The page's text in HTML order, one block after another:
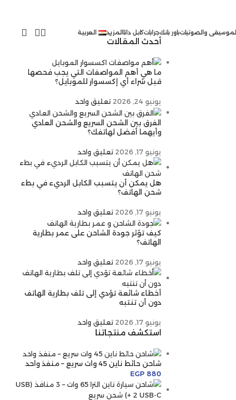
الموسيقى والصوتياتباور بانكجراباتكابل داتا المزيد العربية
أحدث المقالات
ما هي أهم المواصفات التي يجب فحصها
قبل شراء أي إكسسوار للموبايل؟
يونيو 24, 2026 تعليق واحد
الفرق بين الشحن السريع والشحن العادي
وأيهما أفضل لهاتفك؟
يونيو 17, 2026 تعليق واحد
هل يمكن أن يتسبب الكابل الرديء في بطء
شحن الهاتف؟
يونيو 17, 2026 تعليق واحد
كيف تؤثر جودة الشاحن على عمر بطارية
الهاتف؟
يونيو 17, 2026 تعليق واحد
أخطاء شائعة تؤدي إلى تلف بطارية الهاتف
دون أن تنتبه
يونيو 17, 2026 تعليق واحد
استكشف منتجاتنا
شاحن حائط ناين 45 وات سريع – منفذ واحد
EGP880